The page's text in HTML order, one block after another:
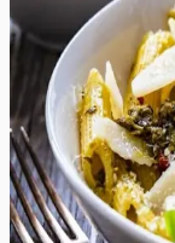
Pesto pasta on
ideaalselt igaks
kiireks
kana, al dente
maitsekas
kombinatsiooni.
maitsele
saavutamiseks
kodust pestot.